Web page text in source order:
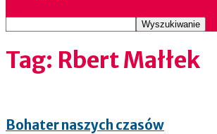
Tag: Rbert Małłek
Bohater naszych czasów